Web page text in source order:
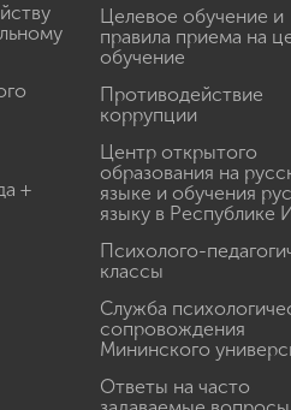
+
Целевое обучение и
правила приема на
обучение
Противодействие
коррупции
Центр открытого
образования на
языке и обучения
языку в Республике
Психолого-
классы
Служба
сопровождения
Мининского
Ответы на часто